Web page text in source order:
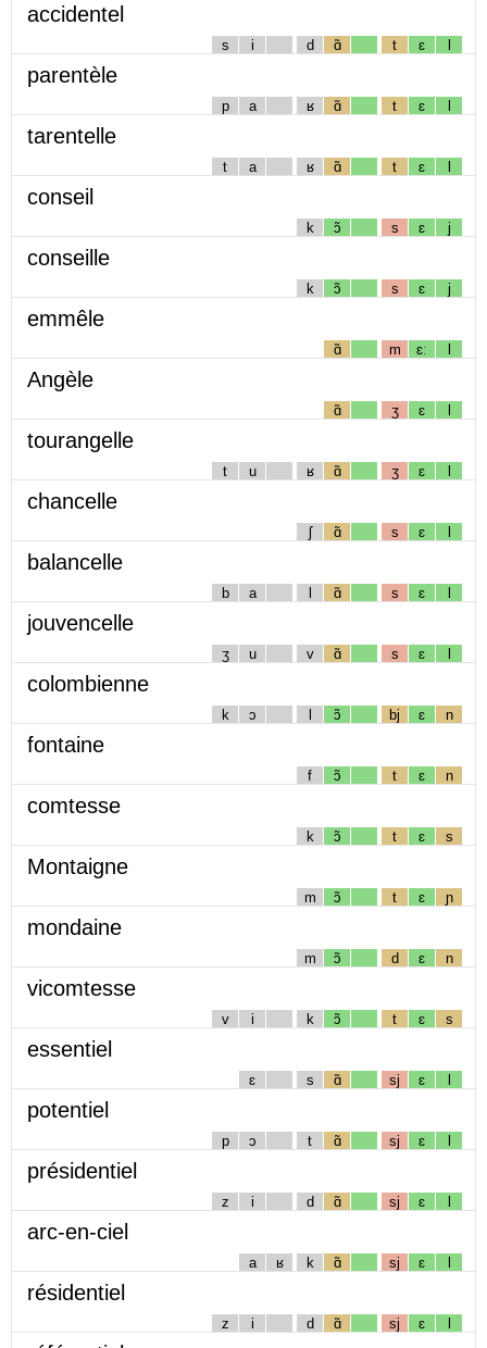
accidentel
s i d ɑ̃ t ɛ l
parentèle
p a ʁ ɑ̃ t ɛ l
tarentelle
t a ʁ ɑ̃ t ɛ l
conseil
k ɔ̃ s ɛ j
conseille
k ɔ̃ s ɛ j
emmêle
ɑ̃ m ɛː l
Angèle
ɑ̃ ʒ ɛ l
tourangelle
t u ʁ ɑ̃ ʒ ɛ l
chancelle
ʃ ɑ̃ s ɛ l
balancelle
b a l ɑ̃ s ɛ l
jouvencelle
ʒ u v ɑ̃ s ɛ l
colombienne
k ɔ l ɔ̃ bj ɛ n
fontaine
f ɔ̃ t ɛ n
comtesse
k ɔ̃ t ɛ s
Montaigne
m ɔ̃ t ɛ ɲ
mondaine
m ɔ̃ d ɛ n
vicomtesse
v i k ɔ̃ t ɛ s
essentiel
ɛ s ɑ̃ sj ɛ l
potentiel
p ɔ t ɑ̃ sj ɛ l
présidentiel
z i d ɑ̃ sj ɛ l
arc-en-ciel
a ʁ k ɑ̃ sj ɛ l
résidentiel
z i d ɑ̃ sj ɛ l